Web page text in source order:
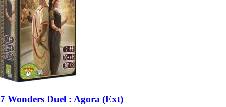
7 Wonders Duel : Agora (Ext)